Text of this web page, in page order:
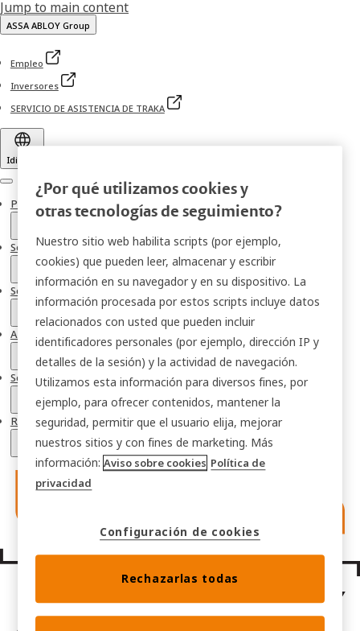
Jump to main content
ASSA ABLOY Group
Empleo
Inversores
SERVICIO DE ASISTENCIA DE TRAKA
Idioma
Menu
Productos
Soluciones
Servicios
Acerca de
Soluciones para sectores
ROI calculadora
¿Por qué utilizamos cookies y
otras tecnologías de seguimiento?
Nuestro sitio web habilita scripts (por ejemplo,
cookies) que pueden leer, almacenar y escribir
información en su navegador y en su dispositivo. La
información procesada por estos scripts incluye datos
relacionados con usted que pueden incluir
identificadores personales (por ejemplo, dirección IP y
detalles de la sesión) y la actividad de navegación.
Utilizamos esta información para diversos fines, por
ejemplo, para ofrecer contenidos, mantener la
seguridad, permitir que el usuario elija, mejorar
nuestros sitios y con fines de marketing. Más
información:Aviso sobre cookies Política de
privacidad
Configuración de cookies
Rechazarlas todas